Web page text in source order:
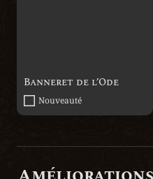
Banneret de l’Ode
Nouveauté